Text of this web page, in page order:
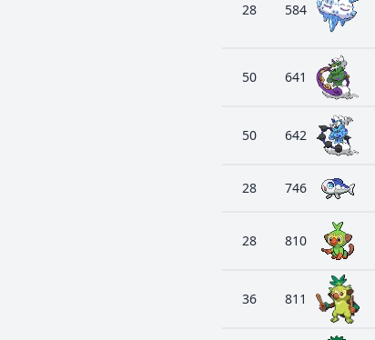
28 584
50 641
50 642
28 746
28 810
36 811